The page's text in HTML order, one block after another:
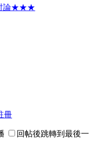
論★★★
冊
回帖後跳轉到最後